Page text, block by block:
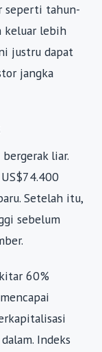
seperti tahun-
keluar lebih
justru dapat
jangka
liar.
Setelah itu,
sebelum
60%
Indeks